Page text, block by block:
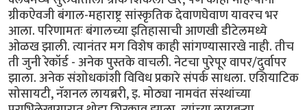
ग्रीकऐवजी बंगाल-महाराष्ट्र सांस्कृतिक देवाणघेवाण यावरच भर
आला. परिणामतः बंगालच्या इतिहासाची आणखी डीटेलमध्ये
ओळख झाली. त्यानंतर मग विशेष काही सांगण्यासारखे नाही. तीच
ती जुनी रेकॉर्ड - अनेक पुस्तके वाचली. नेटचा पुरेपूर वापर/दुर्वापर
झाला. अनेक संशोधकांशी विविध प्रकारे संपर्क साधला. एशियाटिक
सोसायटी, नॅशनल लायब्ररी, इ. मोठ्या नामवंत संस्थांच्या